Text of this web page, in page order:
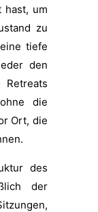
hast, um
zu
tiefe
den
die
Ort, die
des
der